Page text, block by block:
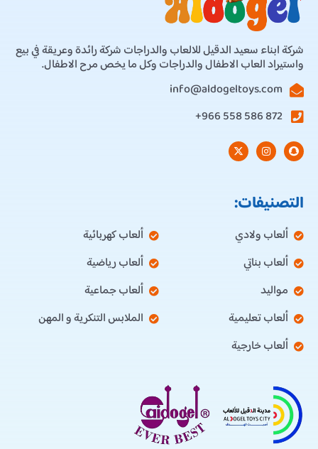
شركة ابناء سعيد الدقيل للالعاب والدراجات شركة رائدة وعريقة في بيع
واستيراد العاب الاطفال والدراجات وكل ما يخص مرح الاطفال.
info@aldogeltoys.com
872 586 558 966+
التصنيفات:
ألعاب ولادي
ألعاب بناتي
مواليد
ألعاب تعليمية
ألعاب خارجية
ألعاب كهربائية
ألعاب رياضية
ألعاب جماعية
الملابس التنكرية و المهن